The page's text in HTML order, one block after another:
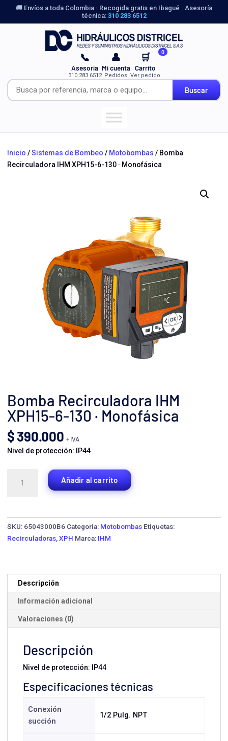
🚚 Envíos a toda Colombia · Recogida gratis en Ibagué · Asesoría
técnica: 310 283 6512
Buscar
📞
Asesoría
310 283 6512
👤
Mi cuenta
Pedidos
🛒 0
Carrito
Ver pedido
Inicio /Sistemas de Bombeo / Motobombas / Bomba
Recirculadora IHM XPH15-6-130 · Monofásica
Bomba Recirculadora IHM
XPH15-6-130 · Monofásica
$390.000 + IVA
Nivel de protección: IP44
Recirculadora
Añadir al carrito
SKU: 65043000B6 Categoría: Motobombas Etiquetas:
Recirculadoras XPH Marca: IHM
Descripción
Información adicional
Valoraciones (0)
Descripción
Nivel de protección: IP44
Especificaciones técnicas
Conexión
succión
1/2 Pulg. NPT